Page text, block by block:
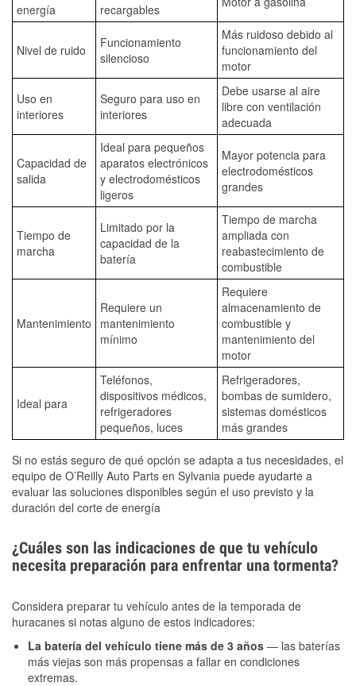
energía
recargables
Nivel de ruido
Funcionamiento
silencioso
Más ruidoso debido al
funcionamiento del
motor
Uso en
interiores
Seguro para uso en
interiores
Debe usarse al aire
libre con ventilación
adecuada
Capacidad de
salida
Ideal para pequeños
aparatos electrónicos
y electrodomésticos
ligeros
Mayor potencia para
electrodomésticos
grandes
Tiempo de
marcha
Limitado por la
capacidad de la
batería
Tiempo de marcha
ampliada con
reabastecimiento de
combustible
Mantenimiento
Requiere un
mantenimiento
mínimo
Requiere
almacenamiento de
combustible y
mantenimiento del
motor
Ideal para
Teléfonos,
dispositivos médicos,
refrigeradores
pequeños, luces
Refrigeradores,
bombas de sumidero,
sistemas domésticos
más grandes
Si no estás seguro de qué opción se adapta a tus necesidades, el
equipo de O’Reilly Auto Parts en Sylvania puede ayudarte a
evaluar las soluciones disponibles según el uso previsto y la
duración del corte de energía
¿Cuáles son las indicaciones de que tu vehículo
necesita preparación para enfrentar una tormenta?
Considera preparar tu vehículo antes de la temporada de
huracanes si notas alguno de estos indicadores:
La batería del vehículo tiene más de 3 años — las baterías
más viejas son más propensas a fallar en condiciones
extremas.